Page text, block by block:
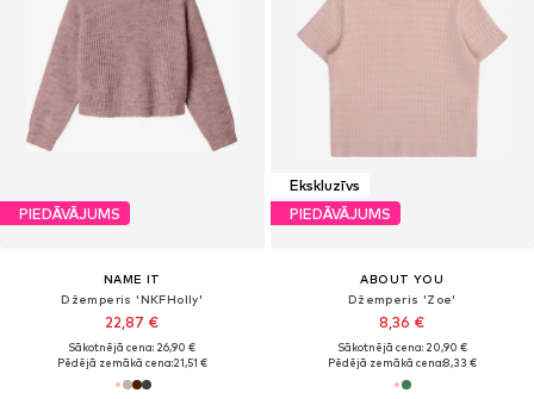
PIEDĀVĀJUMS
NAME IT
Džemperis 'NKFHolly'
22,87 €
Sākotnējā cena: 26,90 €
Pēdējā zemākā cena:21,51 €
Ekskluzīvs
PIEDĀVĀJUMS
ABOUT YOU
Džemperis 'Zoe'
8,36 €
Sākotnējā cena: 20,90 €
Pēdējā zemākā cena:8,33 €